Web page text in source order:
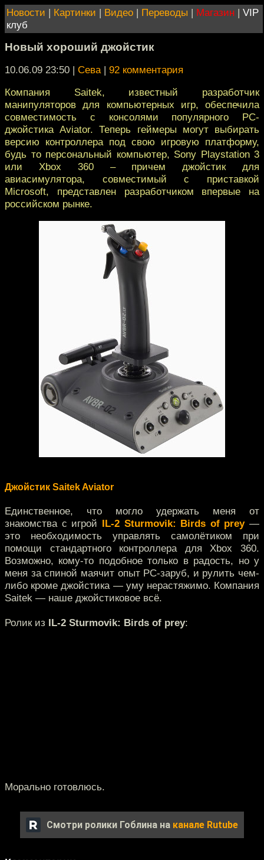
Новости | Картинки | Видео | Переводы | Магазин | VIP
клуб
Новый хороший джойстик
10.06.09 23:50 | Сева| 92 комментария
Компания Saitek, известный разработчик
манипуляторов для компьютерных игр, обеспечила
совместимость с консолями популярного PC-
джойстика Aviator. Теперь геймеры могут выбирать
версию контроллера под свою игровую платформу,
будь то персональный компьютер, Sony Playstation 3
или Xbox 360 – причем джойстик для
авиасимулятора, совместимый с приставкой
Microsoft, представлен разработчиком впервые на
российском рынке.
Джойстик Saitek Aviator
Единственное, что могло удержать меня от
знакомства с игрой IL-2 Sturmovik: Birds of prey—
это необходимость управлять самолётиком при
помощи стандартного контроллера для Xbox 360.
Возможно, кому-то подобное только в радость, но у
меня за спиной маячит опыт PC-заруб, и рулить чем-
либо кроме джойстика — уму нерастяжимо. Компания
Saitek — наше джойстиковое всё.
Ролик из IL-2 Sturmovik: Birds of prey:
Морально готовлюсь.
Смотри ролики Гоблина на канале Rutube